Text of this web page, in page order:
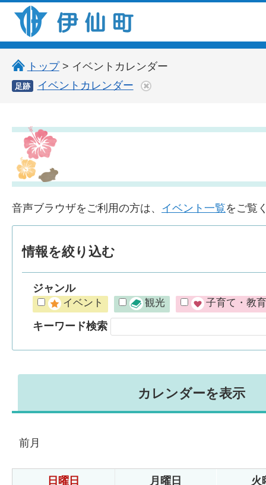
伊仙町 健康・長寿と子宝の町
トップ> イベントカレンダー
足跡 イベントカレンダー
音声ブラウザをご利用の方は、 イベント一覧をご覧
情報を絞り込む
ジャンル
イベント 観光 子育て・教
キーワード検索
カレンダーを表示
前月
日曜日 月曜日
火